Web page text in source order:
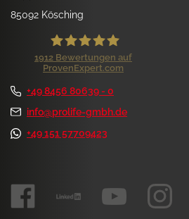
85092 Kösching
1912 Bewertungen auf
ProvenExpert.com
+49 8456 80639 - 0
info@prolife-gmbh.de
+49 151 57709423
740